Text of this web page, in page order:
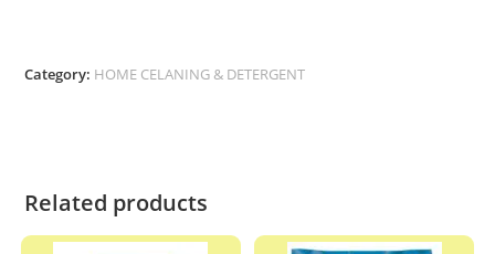
Battery
Category: HOME CELANING & DETERGENT
Related products